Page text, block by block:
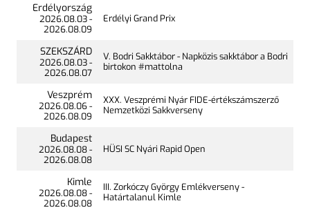
Erdélyország
2026.08.03-
2026.08.09
Erdélyi Grand Prix
SZEKSZÁRD
2026.08.03-
2026.08.07
V. Bodri Sakktábor - Napközis sakktábor a Bodri
birtokon #mattolna
Veszprém
2026.08.06-
2026.08.09
XXX. Veszprémi Nyár FIDE-értékszámszerző
Nemzetközi Sakkverseny
Budapest
2026.08.08-
2026.08.08
HÜSI SC Nyári Rapid Open
Kimle
2026.08.08-
2026.08.08
III. Zorkóczy György Emlékverseny -
Határtalanul Kimle